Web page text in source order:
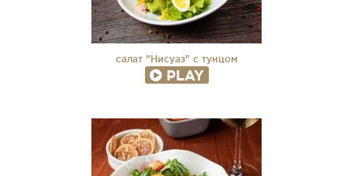
салат "Нисуаз" с тунцом
PLAY